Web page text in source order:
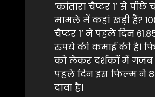
‘कांतारा चैप्टर 1’ से
मामले में कहां खड़ी हैं?
चैप्टर 1’ ने पहले दिन
रुपये की कमाई की है।
को लेकर दर्शकों में गजब
पहले दिन इस फिल्म ने
दावा है।